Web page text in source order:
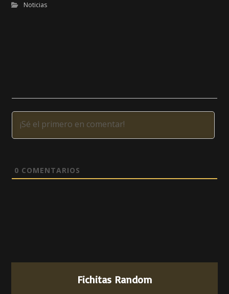
Noticias
0 COMENTARIOS
Fichitas Random